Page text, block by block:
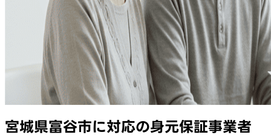
宮城県富谷市に対応の身元保証事業者